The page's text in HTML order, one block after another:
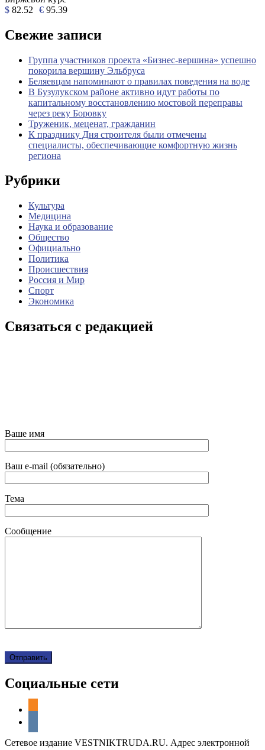
$ 82.52 € 95.39
Свежие записи
Группа участников проекта «Бизнес‑вершина» успешно
покорила вершину Эльбруса
Беляевцам напоминают о правилах поведения на воде
В Бузулукском районе активно идут работы по
капитальному восстановлению мостовой переправы
через реку Боровку
Труженик, меценат, гражданин
К празднику Дня строителя были отмечены
специалисты, обеспечивающие комфортную жизнь
региона
Рубрики
Культура
Медицина
Наука и образование
Общество
Официально
Политика
Происшествия
Россия и Мир
Спорт
Экономика
Связаться с редакцией
Ваше имя
Ваш e-mail (обязательно)
Тема
Сообщение
Социальные сети
Сетевое издание VESTNIKTRUDA.RU. Адрес электронной